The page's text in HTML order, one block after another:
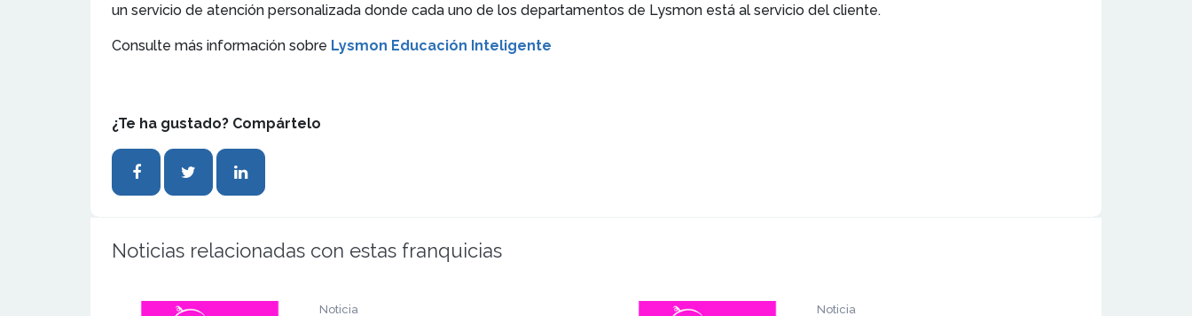
un servicio de atención personalizada donde cada uno de los departamentos de Lysmon está al servicio del cliente.
Consulte más información sobre Lysmon Educación Inteligente
¿Te ha gustado? Compártelo
Noticias relacionadas con estas franquicias
Noticia Noticia